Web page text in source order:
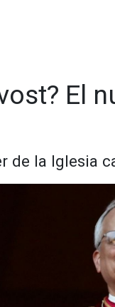
El
de la Iglesia